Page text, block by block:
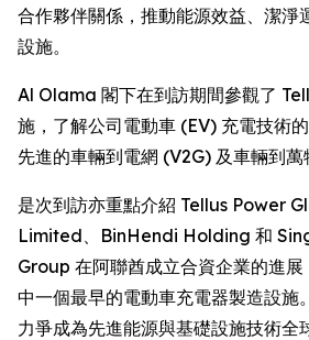
合作夥伴關係，推動能源效益、潔淨
設施。
Al Olama 閣下在到訪期間參觀了
施，了解公司電動車 (EV) 充電技術
先進的車輛到電網 (V2G) 及車輛到萬
是次到訪亦重點介紹 Tellus Power
Limited、BinHendi Holding 和
Group 在阿聯酋成立合資企業的進
中一個最早的電動車充電器製造設施
力爭成為先進能源與基礎設施技術全